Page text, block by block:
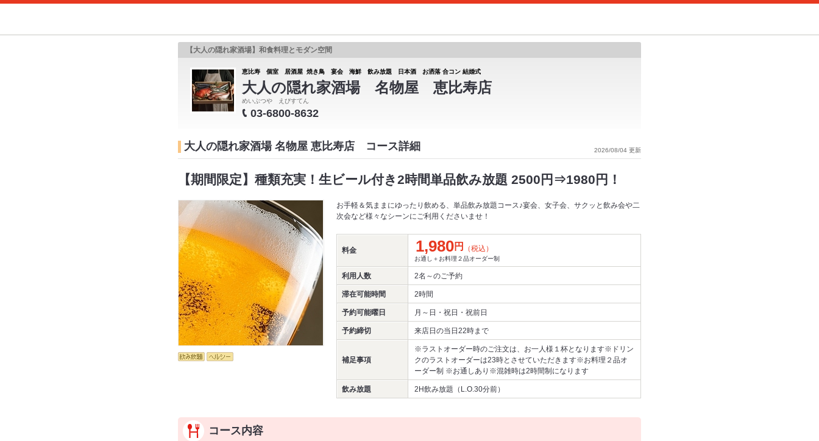
【大人の隠れ家酒場】和食料理とモダン空間
恵比寿 個室 居酒屋 焼き鳥 宴会 海鮮 飲み放題 日本酒 お洒落 合コン 結婚式
大人の隠れ家酒場 名物屋 恵比寿店
めいぶつや えびすてん
03-6800-8632
2026/08/04 更新
大人の隠れ家酒場 名物屋 恵比寿店 コース詳細
【期間限定】種類充実！生ビール付き2時間単品飲み放題 2500円⇒1980円！
お手軽＆気ままにゆったり飲める、単品飲み放題コース♪宴会、女子会、サクッと飲み会や二
次会など様々なシーンにご利用くださいませ！
料金 1,980円 （税込）
お通し＋お料理２品オーダー制
利用人数 2名～のご予約
滞在可能時間 2時間
予約可能曜日 月～日・祝日・祝前日
予約締切 来店日の当日22時まで
補足事項
※ラストオーダー時のご注文は、お一人様１杯となります※ドリン
クのラストオーダーは23時とさせていただきます※お料理２品オ
ーダー制 ※お通しあり※混雑時は2時間制になります
飲み放題 2H飲み放題（L.O.30分前）
コース内容